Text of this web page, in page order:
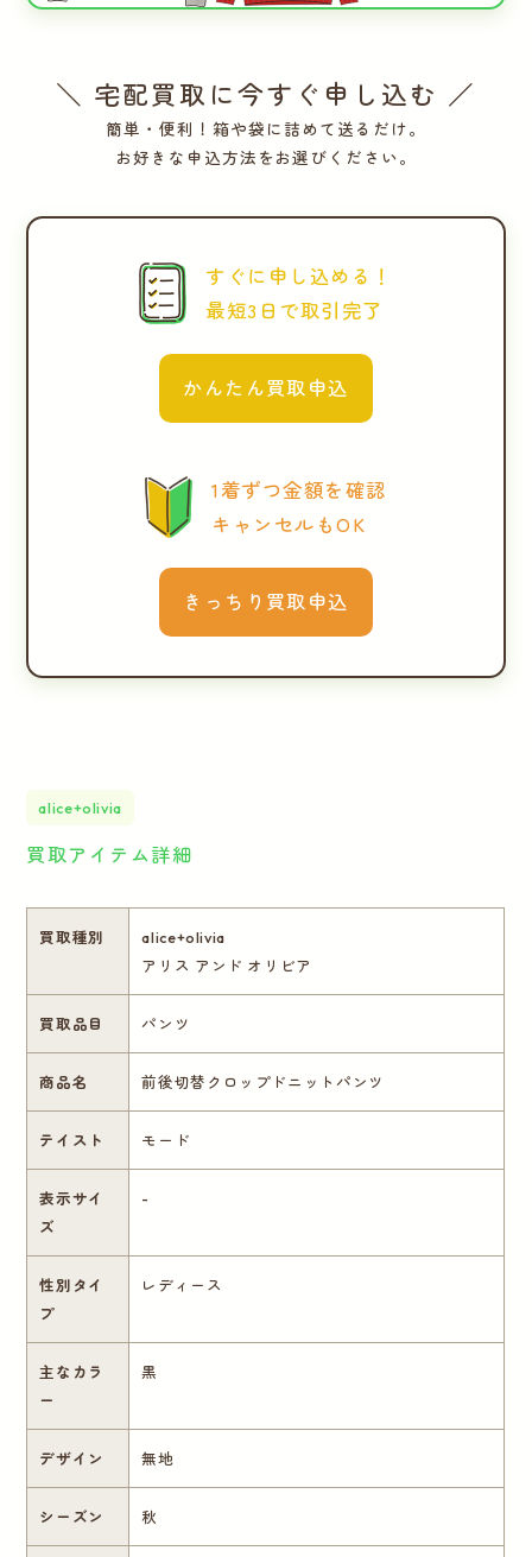
＼ 宅配買取に今すぐ申し込む ／
簡単・便利！箱や袋に詰めて送るだけ。
お好きな申込方法をお選びください。
すぐに申し込める！
最短3日で取引完了
かんたん買取申込
1着ずつ金額を確認
キャンセルもOK
きっちり買取申込
alice+olivia
買取アイテム詳細
買取種別
alice+olivia
アリス アンド オリビア
買取品目 パンツ
商品名 前後切替クロップドニットパンツ
テイスト モード
表示サイ
ズ
-
性別タイ
プ
レディース
主なカラ
ー
黒
デザイン 無地
シーズン 秋